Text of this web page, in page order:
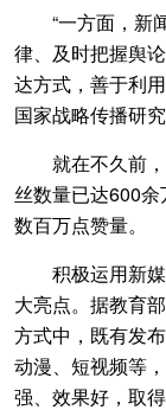
“一方面，新闻
律、及时把握舆
达方式，善于利
国家战略传播研
就在不久前，“
丝数量已达600
数百万点赞量。
积极运用新媒
大亮点。据教育
方式中，既有发
动漫、短视频等
强、效果好，取